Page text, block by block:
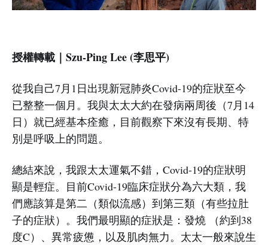
授權轉載｜Szu-Ping Lee (李思平)
從我自己7月1日出現新冠肺炎Covid-19的症狀至今
已整整一個月。我與太太大約在發病兩周後（7月14
日）就已經基本痊癒，目前觀察下來沒有長期、特
別是呼吸上的問題。
總結來說，我跟太太運氣不錯，Covid-19的症狀明
顯是輕症。目前Covid-19臨床症狀分為六大類，我
們應該算是第二（類似流感）到第三類（有些拉肚
子的症狀）。我們最明顯的症狀是：發燒 （約到38
度C）、異常疲憊，以及肌肉無力。太太一般來說生